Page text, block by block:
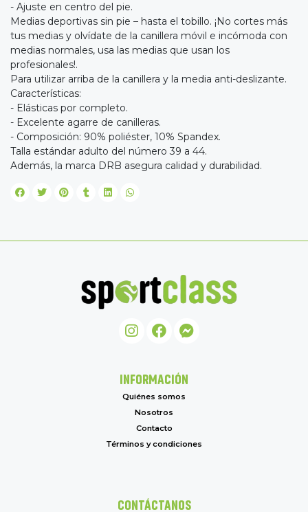
- Ajuste en centro del pie.
Medias deportivas sin pie – hasta el tobillo. ¡No cortes más
tus medias y olvídate de la canillera móvil e incómoda con
medias normales, usa las medias que usan los
profesionales!.
Para utilizar arriba de la canillera y la media anti-deslizante.
Características:
- Elásticas por completo.
- Excelente agarre de canilleras.
- Composición: 90% poliéster, 10% Spandex.
Talla estándar adulto del número 39 a 44.
Además, la marca DRB asegura calidad y durabilidad.
INFORMACIÓN
Quiénes somos
Nosotros
Contacto
Términos y condiciones
CONTÁCTANOS